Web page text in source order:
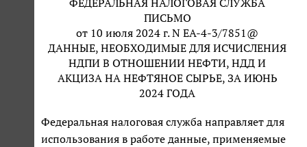
ФЕДЕРАЛЬНАЯ НАЛОГОВАЯ СЛУЖБА
ПИСЬМО
от 10 июля 2024 г. N ЕА-4-3/7851@
ДАННЫЕ, НЕОБХОДИМЫЕ ДЛЯ ИСЧИСЛЕНИЯ
НДПИ В ОТНОШЕНИИ НЕФТИ, НДД И
АКЦИЗА НА НЕФТЯНОЕ СЫРЬЕ, ЗА ИЮНЬ
2024 ГОДА
Федеральная налоговая служба направляет для
использования в работе данные, применяемые